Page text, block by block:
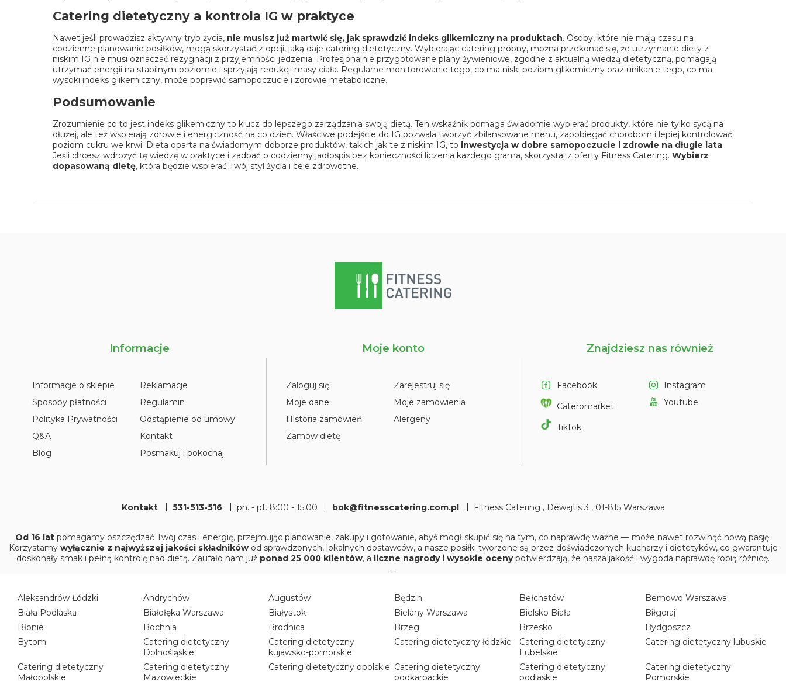
Catering dietetyczny a kontrola IG w praktyce
Nawet jeśli prowadzisz aktywny tryb życia, nie musisz już martwić się, jak sprawdzić indeks glikemiczny na produktach. Osoby, które nie mają czasu na
codzienne planowanie posiłków, mogą skorzystać z opcji, jaką daje catering dietetyczny. Wybierając catering próbny, można przekonać się, że utrzymanie diety z
niskim IG nie musi oznaczać rezygnacji z przyjemności jedzenia. Profesjonalnie przygotowane plany żywieniowe, zgodne z aktualną wiedzą dietetyczną, pomagają
utrzymać energii na stabilnym poziomie i sprzyjają redukcji masy ciała. Regularne monitorowanie tego, co ma niski poziom glikemiczny oraz unikanie tego, co ma
wysoki indeks glikemiczny, może poprawić samopoczucie i zdrowie metaboliczne.
Podsumowanie
Zrozumienie co to jest indeks glikemiczny to klucz do lepszego zarządzania swoją dietą. Ten wskaźnik pomaga świadomie wybierać produkty, które nie tylko sycą na
dłużej, ale też wspierają zdrowie i energiczność na co dzień. Właściwe podejście do IG pozwala tworzyć zbilansowane menu, zapobiegać chorobom i lepiej kontrolować
poziom cukru we krwi. Dieta oparta na świadomym doborze produktów, takich jak te z niskim IG, to inwestycja w dobre samopoczucie i zdrowie na długie lata.
Jeśli chcesz wdrożyć tę wiedzę w praktyce i zadbać o codzienny jadłospis bez konieczności liczenia każdego grama, skorzystaj z oferty Fitness Catering. Wybierz
dopasowaną dietę, która będzie wspierać Twój styl życia i cele zdrowotne.
Informacje
Informacje o sklepie
Reklamacje
Sposoby płatności
Regulamin
Polityka Prywatności
Odstąpienie od umowy
Q&A
Kontakt
Blog
Posmakuj i pokochaj
Moje konto
Zaloguj się
Zarejestruj się
Moje dane
Moje zamówienia
Historia zamówień
Alergeny
Zamów dietę
Znajdziesz nas również
Facebook
Instagram
Cateromarket
Youtube
Tiktok
Kontakt 531-513-516 pn. - pt. 8:00 - 15:00 bok@fitnesscatering.com.pl Fitness Catering , Dewajtis 3 , 01-815 Warszawa
Od 16 lat pomagamy oszczędzać Twój czas i energię, przejmując planowanie, zakupy i gotowanie, abyś mógł skupić się na tym, co naprawdę ważne — może nawet rozwinąć nową pasję.
Korzystamy wyłącznie z najwyższej jakości składników od sprawdzonych, lokalnych dostawców, a nasze posiłki tworzone są przez doświadczonych kucharzy i dietetyków, co gwarantuje
doskonały smak i pełną kontrolę nad dietą. Zaufało nam już ponad 25 000 klientów, a liczne nagrody i wysokie ocenypotwierdzają, że nasza jakość i wygoda naprawdę robią różnicę.
Aleksandrów Łódzki Andrychów Augustów Będzin Bełchatów
Bemowo Warszawa
Biała Podlaska
Białołęka Warszawa Białystok Bielany Warszawa Bielsko Biała
Biłgoraj
Błonie
Bochnia Brodnica Brzeg Brzesko
Bydgoszcz
Bytom
Catering dietetyczny
Dolnośląskie
Catering dietetyczny
kujawsko-pomorskie
Catering dietetyczny łódzkie
Catering dietetyczny
Lubelskie
Catering dietetyczny lubuskie
Catering dietetyczny
Małopolskie
Catering dietetyczny
Mazowieckie
Catering dietetyczny opolskie Catering dietetyczny
podkarpackie
Catering dietetyczny
podlaskie
Catering dietetyczny
Pomorskie